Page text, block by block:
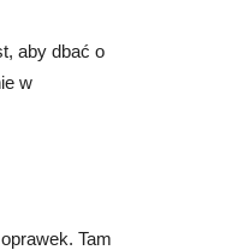
aby dbać o
w
Tam